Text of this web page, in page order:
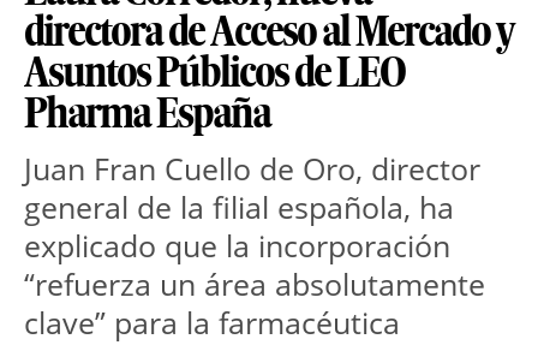
directora de Acceso al Mercado y
Asuntos Públicos de LEO
Pharma España
Juan Fran Cuello de Oro, director
general de la filial española, ha
explicado que la incorporación
“refuerza un área absolutamente
clave” para la farmacéutica